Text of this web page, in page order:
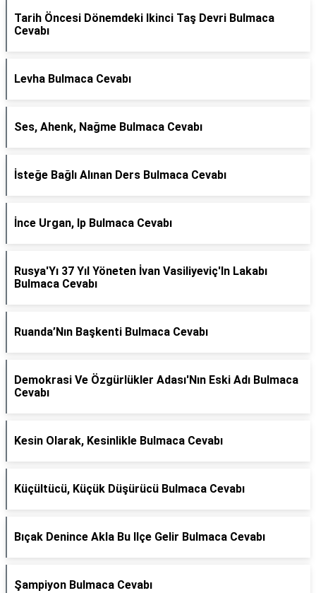
Tarih Öncesi Dönemdeki Ikinci Taş Devri Bulmaca
Cevabı
Levha Bulmaca Cevabı
Ses, Ahenk, Nağme Bulmaca Cevabı
İsteğe Bağlı Alınan Ders Bulmaca Cevabı
İnce Urgan, Ip Bulmaca Cevabı
Rusya'Yı 37 Yıl Yöneten İvan Vasiliyeviç'In Lakabı
Bulmaca Cevabı
Ruanda’Nın Başkenti Bulmaca Cevabı
Demokrasi Ve Özgürlükler Adası'Nın Eski Adı Bulmaca
Cevabı
Kesin Olarak, Kesinlikle Bulmaca Cevabı
Küçültücü, Küçük Düşürücü Bulmaca Cevabı
Bıçak Denince Akla Bu Ilçe Gelir Bulmaca Cevabı
Şampiyon Bulmaca Cevabı